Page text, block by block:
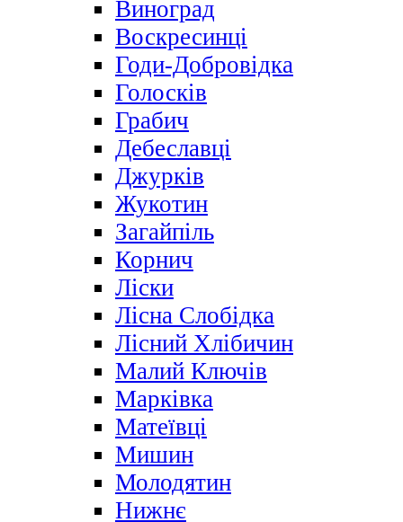
Виноград
Воскресинці
Годи-Добровідка
Голосків
Грабич
Дебеславці
Джурків
Жукотин
Загайпіль
Корнич
Ліски
Лісна Слобідка
Лісний Хлібичин
Малий Ключів
Марківка
Матеївці
Мишин
Молодятин
Нижнє